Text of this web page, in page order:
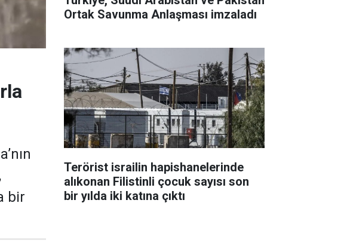
bir
Ortak Savunma Anlaşması imzaladı
Terörist israilin hapishanelerinde
alıkonan Filistinli çocuk sayısı son
bir yılda iki katına çıktı